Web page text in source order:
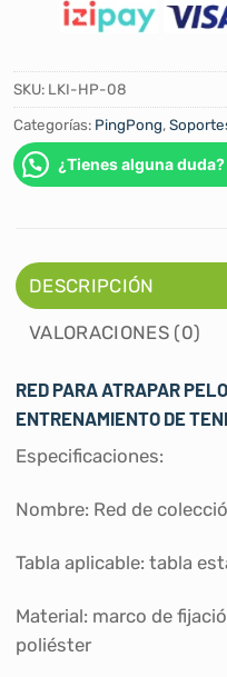
SKU: LKI-HP-08
Categorías: PingPong,
¿Tienes alguna
DESCRIPCIÓN
VALORACIONES (0)
RED PARA ATRAPAR
ENTRENAMIENTO DE
Especificaciones:
Nombre: Red de
Tabla aplicable: tabla
Material: marco de
poliéster